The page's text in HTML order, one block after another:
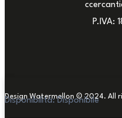
P.IVA:
Design Watermellon © 2024. All
Disponibilità: Disponibile